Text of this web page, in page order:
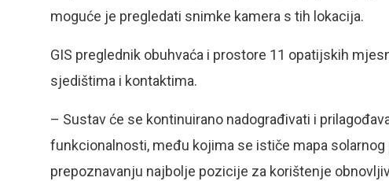
moguće je pregledati snimke kamera s tih lokacija.
GIS preglednik obuhvaća i prostore 11 opatijskih
sjedištima i kontaktima.
– Sustav će se kontinuirano nadograđivati i
funkcionalnosti, među kojima se ističe mapa
prepoznavanju najbolje pozicije za korištenje